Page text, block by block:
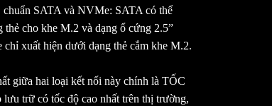
SATA và NVMe: SATA có thể
cho khe M.2 và dạng ổ cứng 2.5”
xuất hiện dưới dạng thẻ cắm khe M.2.
giữa hai loại kết nối này chính là TỐC
trữ có tốc độ cao nhất trên thị trường,